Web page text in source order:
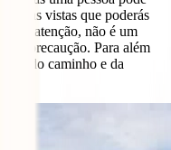
belas vistas que poderás
atenção, não é um
precaução. Para além
do caminho e da